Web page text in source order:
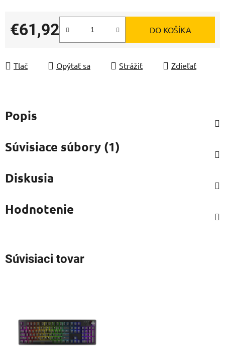
€61,92
Jednotková cena:
DO KOŠÍKA
Tlač Opýtať sa Strážiť Zdieľať
Popis
Súvisiace súbory (1)
Diskusia
Hodnotenie
Súvisiaci tovar